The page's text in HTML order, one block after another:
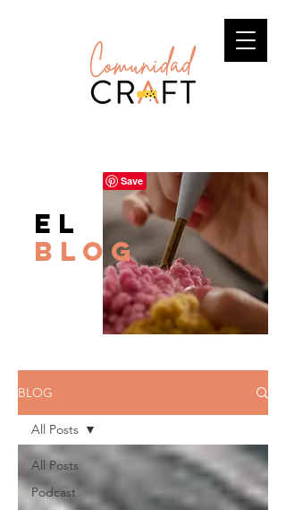
el
BLOG
BLOG
All Posts
Podcast
All Posts